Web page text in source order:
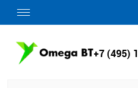
+7 (495)